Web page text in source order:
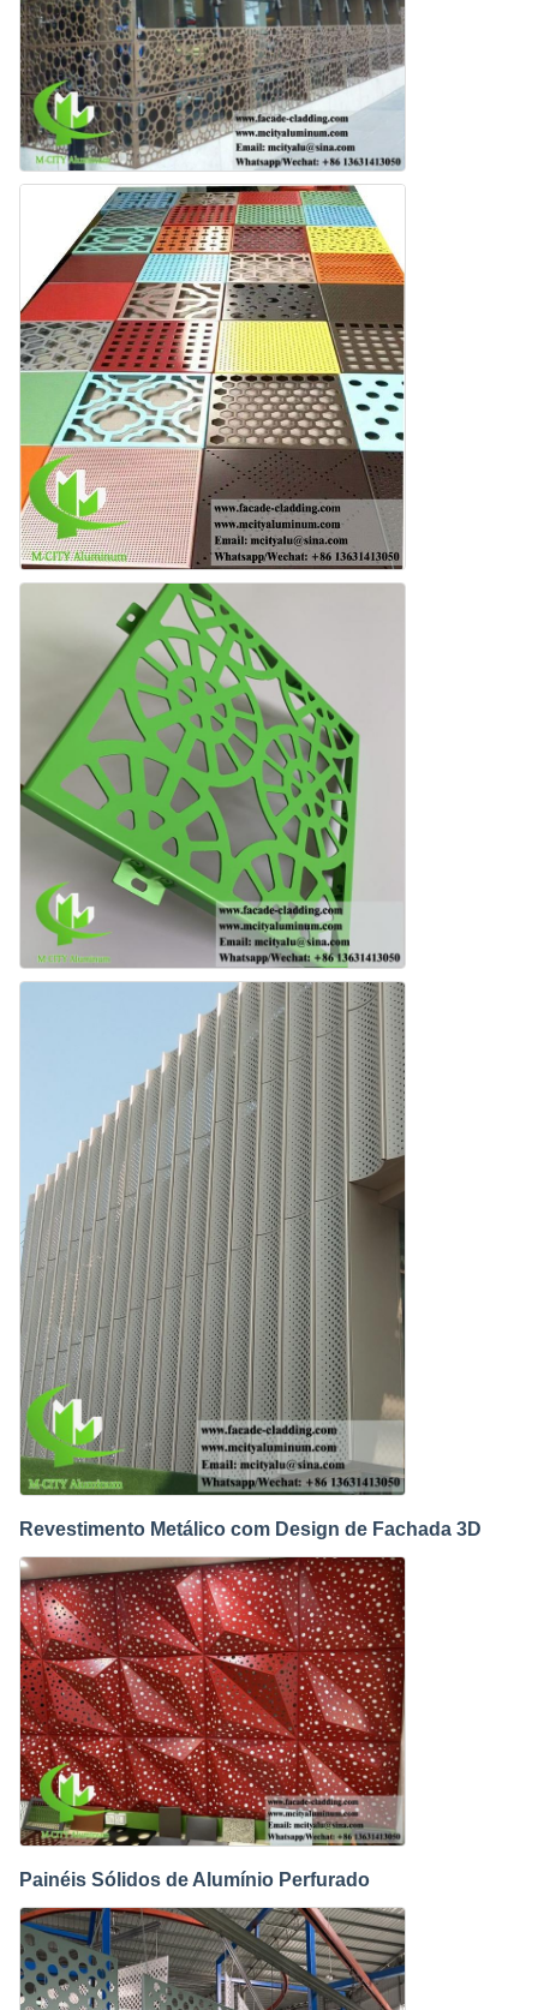
Revestimento Metálico com Design de Fachada 3D
Painéis Sólidos de Alumínio Perfurado